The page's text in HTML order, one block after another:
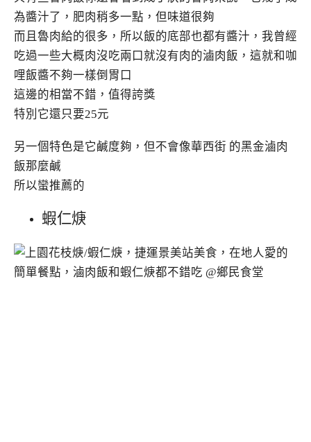
為醬汁了，肥肉稍多一點，但味道很夠
而且魯肉給的很多，所以飯的底部也都有醬汁，我曾經
吃過一些大概肉沒吃兩口就沒有肉的滷肉飯，這就和咖
哩飯醬不夠一樣倒胃口
這邊的相當不錯，值得誇獎
特別它還只要25元
另一個特色是它鹹度夠，但不會像華西街 的黑金滷肉
飯那麼鹹
所以蠻推薦的
蝦仁焿